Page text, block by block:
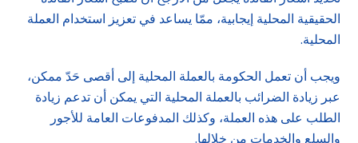
الحقيقية المحلية إيجابية، ممّا يساعد في تعزيز استخدام العملة
المحلية.
ويجب أن تعمل الحكومة بالعملة المحلية إلى أقصى حَدّ ممكن،
عبر زيادة الضرائب بالعملة المحلية التي يمكن أن تدعم زيادة
الطلب على هذه العملة، وكذلك المدفوعات العامة للأجور
والسلع والخدمات من خلالها.